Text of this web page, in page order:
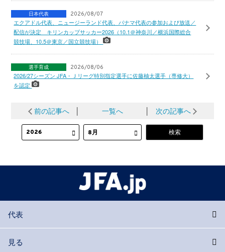
日本代表 2026/08/07
エクアドル代表、ニュージーランド代表、パナマ代表の参加および放送／
配信が決定 キリンカップサッカー2026（10.1＠神奈川／横浜国際総合
競技場、10.5＠東京／国立競技場）
選手育成 2026/08/06
2026/27シーズン JFA・Ｊリーグ特別指定選手に佐藤柚太選手（専修大）
を認定
前の記事へ 一覧へ 次の記事へ
代表
見る